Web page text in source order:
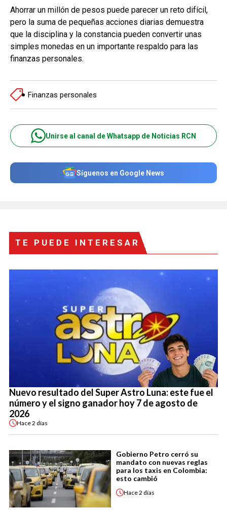
Ahorrar un millón de pesos puede parecer un reto difícil,
pero la suma de pequeñas acciones diarias demuestra
que la disciplina y la constancia pueden convertir unas
simples monedas en un importante respaldo para las
finanzas personales.
Finanzas personales
Unirse al canal de Whatsapp de Noticias RCN
Síguenos en Google News
TE PUEDE INTERESAR
Nuevo resultado del Super Astro Luna: este fue el
número y el signo ganador hoy 7 de agosto de
2026
Hace2 días
Gobierno Petro cerró su
mandato con nuevas reglas
para los taxis en Colombia:
esto cambió
Hace2 días